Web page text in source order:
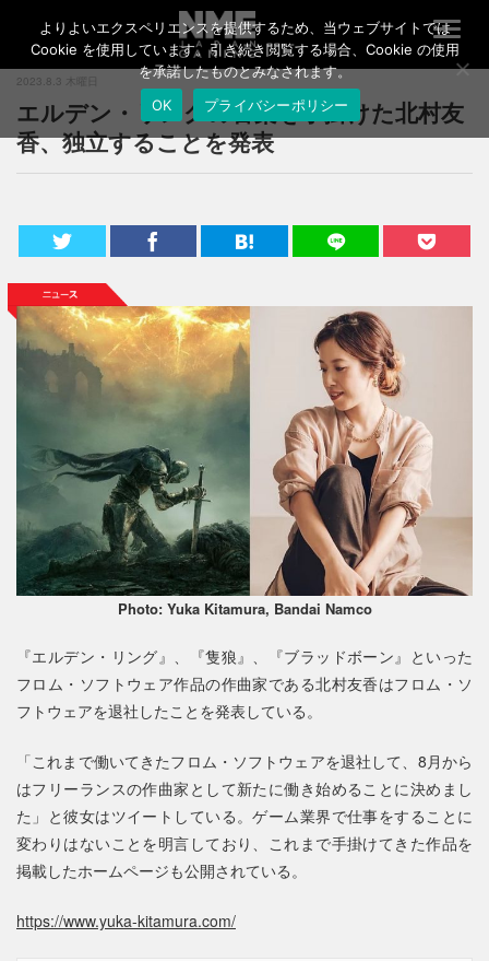
T
o
g
l
a
a
2023.8.3 木曜日
エルデン・リングの音楽を手掛けた北村友
香、独立することを発表
Photo: Yuka Kitamura, Bandai Namco
『エルデン・リング』、『隻狼』、『ブラッドボーン』といった
フロム・ソフトウェア作品の作曲家である北村友香はフロム・ソ
フトウェアを退社したことを発表している。
「これまで働いてきたフロム・ソフトウェアを退社して、8月から
はフリーランスの作曲家として新たに働き始めることに決めまし
た」と彼女はツイートしている。ゲーム業界で仕事をすることに
変わりはないことを明言しており、これまで手掛けてきた作品を
掲載したホームページも公開されている。
https://www.yuka-kitamura.com/
よりよいエクスペリエンスを提供するため、当ウェブサイトでは
Cookie を使用しています。引き続き閲覧する場合、Cookie の使用
を承諾したものとみなされます。
OK
プライバシーポリシー